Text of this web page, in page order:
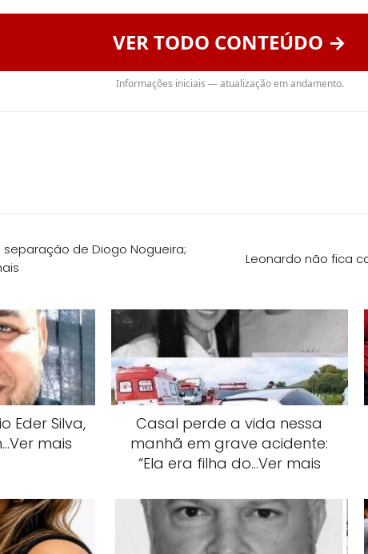
VER TODO CONTEÚDO →
Informações iniciais — atualização em andamento.
separação de Diogo Nogueira;
Leonardo não fica
Eder Silva,
mais
Casal perde a vida nessa
manhã em grave acidente:
“Ela era filha do…Ver mais